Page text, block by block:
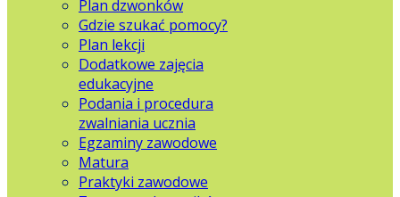
Plan dzwonków
Gdzie szukać pomocy?
Plan lekcji
Dodatkowe zajęcia
edukacyjne
Podania i procedura
zwalniania ucznia
Egzaminy zawodowe
Matura
Praktyki zawodowe